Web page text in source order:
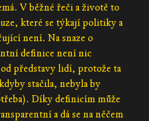
V běžné řeči a životě to
které se týkají politiky a
není. Na snaze o
definice není nic
představy lidí, protože ta
stačila, nebyla by
Díky definicím může
a dá se na něčem